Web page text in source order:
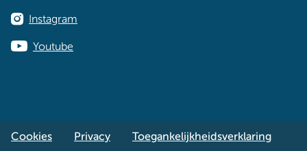
Instagram
Youtube
Cookies Privacy Toegankelijkheidsverklaring